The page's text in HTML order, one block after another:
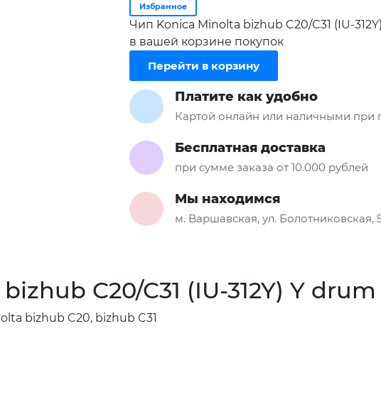
Избранное
Чип Konica Minolta bizhub C20/C31 (IU-
в вашей корзине покупок
Перейти в корзину
Платите как удобно
Картой онлайн или наличными при
Бесплатная доставка
при сумме заказа от 10.000 рублей
Мы находимся
м. Варшавская, ул. Болотниковская,
C20/C31 (IU-312Y) Y drum
bizhub C20, bizhub C31